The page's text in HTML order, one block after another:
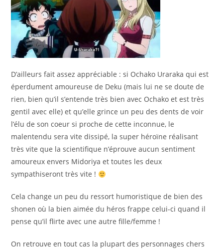
D’ailleurs fait assez appréciable : si Ochako Uraraka qui est
éperdument amoureuse de Deku (mais lui ne se doute de
rien, bien qu’il s’entende très bien avec Ochako et est très
gentil avec elle) et qu’elle grince un peu des dents de voir
l’élu de son coeur si proche de cette inconnue, le
malentendu sera vite dissipé, la super héroïne réalisant
très vite que la scientifique n’éprouve aucun sentiment
amoureux envers Midoriya et toutes les deux
sympathiseront très vite !
Cela change un peu du ressort humoristique de bien des
shonen où la bien aimée du héros frappe celui-ci quand il
pense qu’il flirte avec une autre fille/femme !
On retrouve en tout cas la plupart des personnages chers